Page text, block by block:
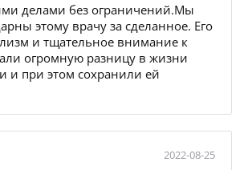
делами без ограничений.Мы
этому врачу за сделанное. Его
и тщательное внимание к
огромную разницу в жизни
и при этом сохранили ей
2022-08-25